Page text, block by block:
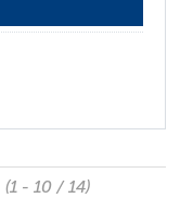
(1 - 10 / 14)